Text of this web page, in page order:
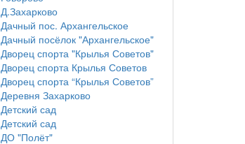
Д.Захарково
Дачный пос. Архангельское
Дачный посёлок "Архангельское"
Дворец спорта "Крылья Советов"
Дворец спорта Крылья Советов
Дворец спорта “Крылья Советов”
Деревня Захарково
Детский сад
Детский сад
ДО "Полёт"